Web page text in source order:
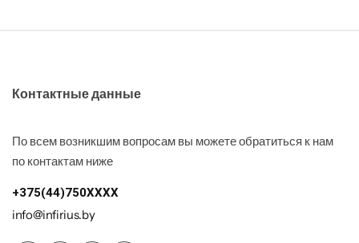
Контактные данные
По всем возникшим вопросам вы можете обратиться к нам
по контактам ниже
+375(44)750XXXX
info@infirius.by